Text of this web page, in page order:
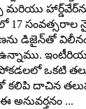
మరియు
సంవత్సరాల
డిజైన్‌తో
ఉన్నాము.
ఒకటి
కలిపి దాచిన
అనువర్తనం ...